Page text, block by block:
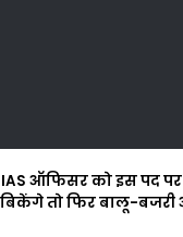
ऑफिसर को इस पद पर
बिकेंगे तो फिर बालू-